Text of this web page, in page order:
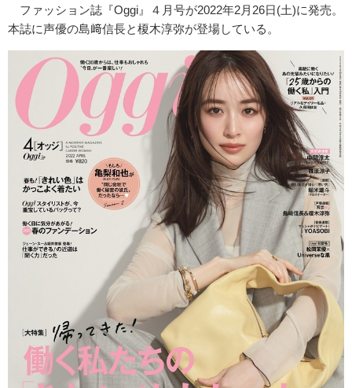
ファッション誌『Oggi』４月号が2022年2月26日(土)に発売。
本誌に声優の島﨑信長と榎木淳弥が登場している。